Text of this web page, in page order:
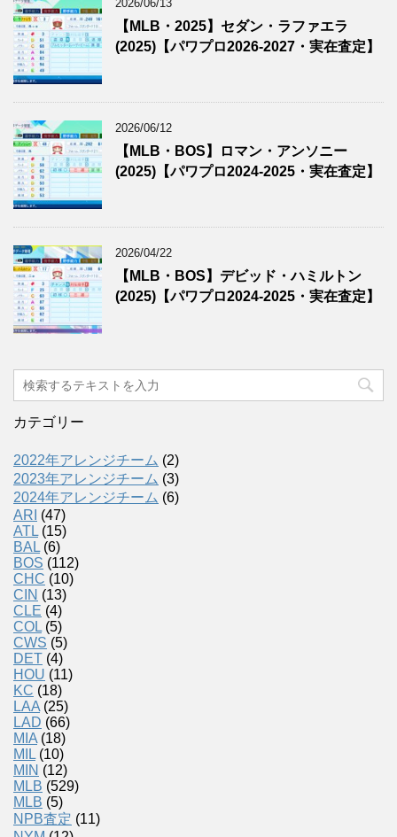
2026/06/13
【MLB・2025】セダン・ラファエラ
(2025)【パワプロ2026-2027・実在査定】
2026/06/12
【MLB・BOS】ロマン・アンソニー
(2025)【パワプロ2024-2025・実在査定】
2026/04/22
【MLB・BOS】デビッド・ハミルトン
(2025)【パワプロ2024-2025・実在査定】
カテゴリー
2022年アレンジチーム (2)
2023年アレンジチーム (3)
2024年アレンジチーム (6)
ARI (47)
ATL (15)
BAL (6)
BOS (112)
CHC (10)
CIN (13)
CLE (4)
COL (5)
CWS (5)
DET (4)
HOU (11)
KC (18)
LAA (25)
LAD (66)
MIA (18)
MIL (10)
MIN (12)
MLB (529)
MLB (5)
NPB査定 (11)